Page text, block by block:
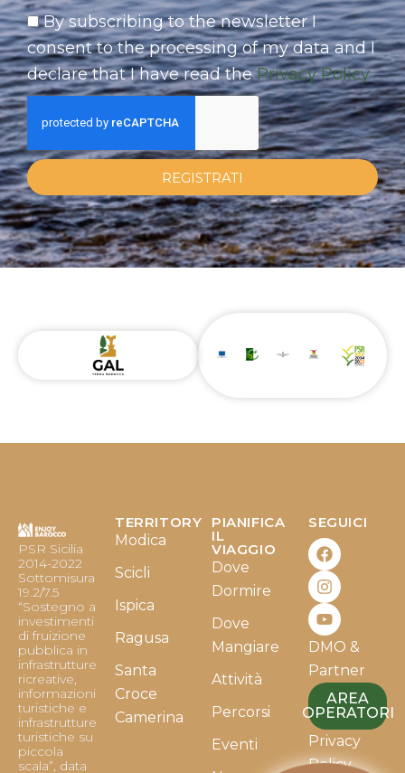
By subscribing to the newsletter I
consent to the processing of my data and I
declare that I have read thePrivacy Policy
REGISTRATI
PSR Sicilia
2014-2022
Sottomisura
19.2/7.5
“Sostegno a
investimenti
di fruizione
pubblica in
infrastrutture
ricreative,
informazioni
turistiche e
infrastrutture
turistiche su
piccola
scala”, data
TERRITORY
Modica
Scicli
Ispica
Ragusa
Santa
Croce
Camerina
PIANIFICA
IL
VIAGGIO
Dove
Dormire
Dove
Mangiare
Attività
Percorsi
Eventi
SEGUICI
F
a
c
e
b
o
o
k
I
n
s
t
a
g
r
a
m
Y
o
u
t
u
b
e
DMO &
Partner
AREA
OPERATORI
Privacy
Policy